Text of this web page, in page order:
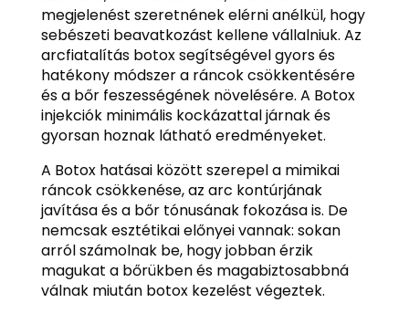
megjelenést szeretnének elérni anélkül, hogy
sebészeti beavatkozást kellene vállalniuk. Az
arcfiatalítás botox segítségével gyors és
hatékony módszer a ráncok csökkentésére
és a bőr feszességének növelésére. A Botox
injekciók minimális kockázattal járnak és
gyorsan hoznak látható eredményeket.
A Botox hatásai között szerepel a mimikai
ráncok csökkenése, az arc kontúrjának
javítása és a bőr tónusának fokozása is. De
nemcsak esztétikai előnyei vannak: sokan
arról számolnak be, hogy jobban érzik
magukat a bőrükben és magabiztosabbná
válnak miután botox kezelést végeztek.